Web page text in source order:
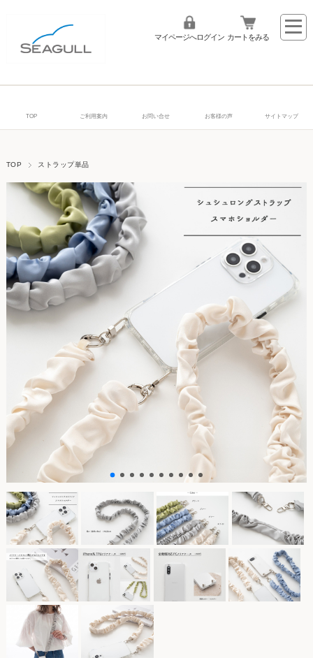
マイページへログイン カートをみる
TOP ご利用案内 お問い合せ お客様の声 サイトマップ
TOP ストラップ単品